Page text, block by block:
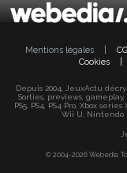
Mentions légales
Cookies
Depuis 2004, JeuxActu
Sorties, previews,
PS5, PS4, PS4 Pro, Xbox
Wii U, Nintendo
© 2004-2026 Webedia.